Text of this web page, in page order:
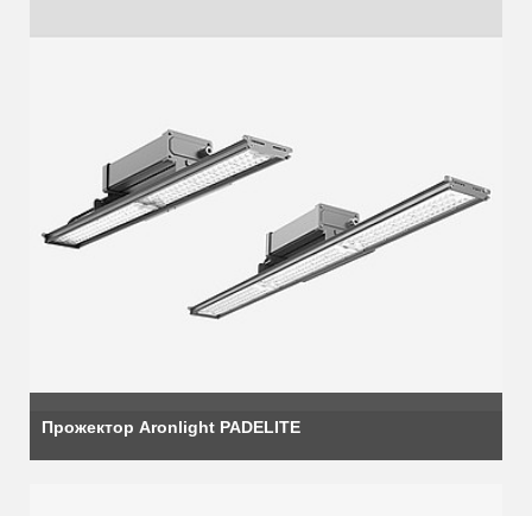
Прожектор Aronlight PADELITE